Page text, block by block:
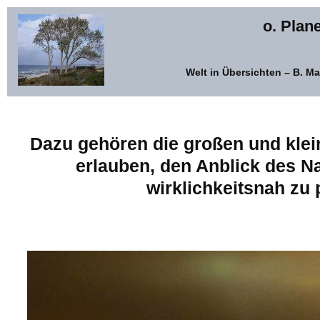
o.
Welt in Übersichten – B.
Dazu gehören die großen und
erlauben, den Anblick des
wirklichkeitsnah zu